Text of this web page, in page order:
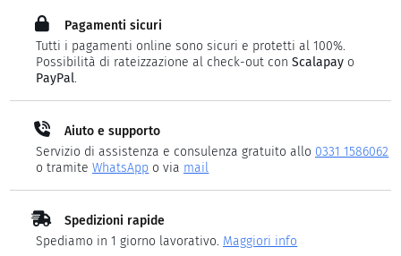
Pagamenti sicuri
Tutti i pagamenti online sono sicuri e protetti al 100%.
Possibilità di rateizzazione al check-out conScalapay o
PayPal.
Aiuto e supporto
Servizio di assistenza e consulenza gratuito allo 0331 1586062
o tramiteWhatsApp o via mail
Spedizioni rapide
Spediamo in 1 giorno lavorativo. Maggiori info